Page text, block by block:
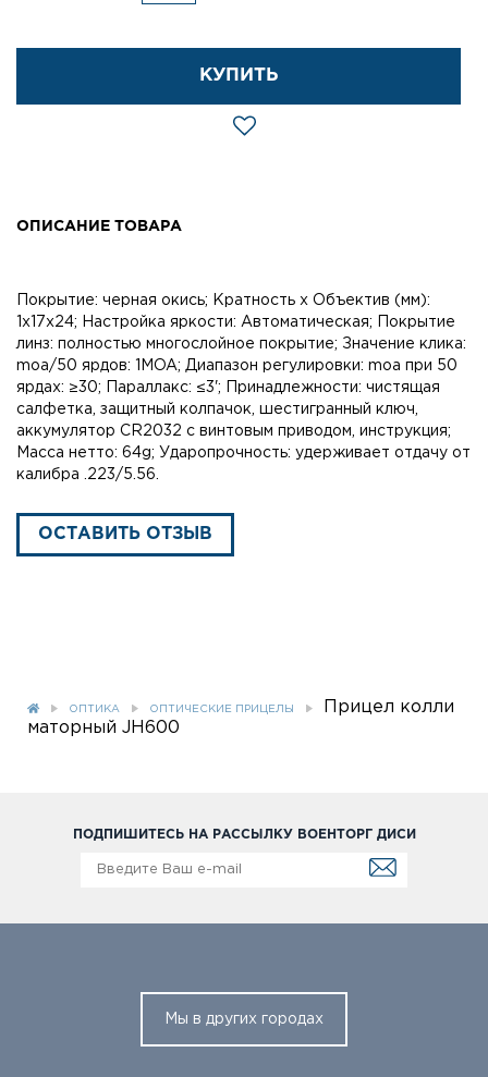
КУПИТЬ
ОПИСАНИЕ ТОВАРА
Покрытие: черная окись; Кратность x Объектив (мм):
1x17x24; Настройка яркости: Автоматическая; Покрытие
линз: полностью многослойное покрытие; Значение клика:
moa/50 ярдов: 1MOA; Диапазон регулировки: moa при 50
ярдах: ≥30; Параллакс: ≤3'; Принадлежности: чистящая
салфетка, защитный колпачок, шестигранный ключ,
аккумулятор CR2032 с винтовым приводом, инструкция;
Масса нетто: 64g; Ударопрочность: удерживает отдачу от
калибра .223/5.56.
ОСТАВИТЬ ОТЗЫВ
ОПТИКА ОПТИЧЕСКИЕ ПРИЦЕЛЫ
Прицел колли
маторный JH600
ПОДПИШИТЕСЬ НА РАССЫЛКУ ВОЕНТОРГ ДИСИ
Мы в других городах